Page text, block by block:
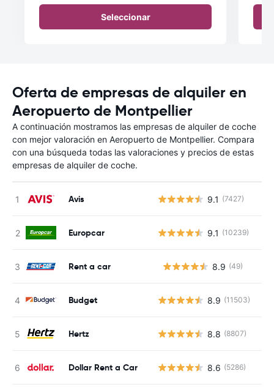
Seleccionar
Oferta de empresas de alquiler en
Aeropuerto de Montpellier
A continuación mostramos las empresas de alquiler de coche
con mejor valoración en Aeropuerto de Montpellier. Compara
con una búsqueda todas las valoraciones y precios de estas
empresas de alquiler de coche.
Avis 9.1 (7427)
Europcar 9.1 (10239)
Rent a car 8.9 (49)
Budget 8.9 (11503)
Hertz 8.8 (8807)
Dollar Rent a Car 8.6 (5286)